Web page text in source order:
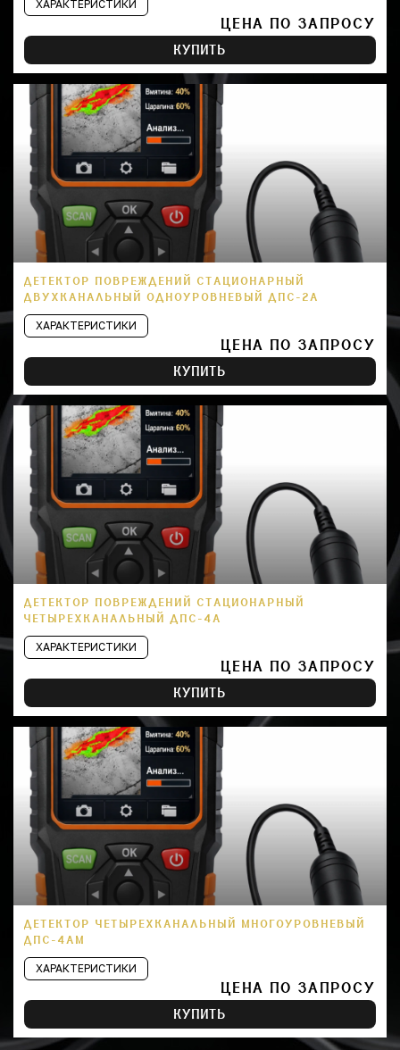
ХАРАКТЕРИСТИКИ
ЦЕНА ПО ЗАПРОСУ
КУПИТЬ
ДЕТЕКТОР ПОВРЕЖДЕНИЙ СТАЦИОНАРНЫЙ
ДВУХКАНАЛЬНЫЙ ОДНОУРОВНЕВЫЙ ДПС-2А
ХАРАКТЕРИСТИКИ
ЦЕНА ПО ЗАПРОСУ
КУПИТЬ
ДЕТЕКТОР ПОВРЕЖДЕНИЙ СТАЦИОНАРНЫЙ
ЧЕТЫРЕХКАНАЛЬНЫЙ ДПС-4А
ХАРАКТЕРИСТИКИ
ЦЕНА ПО ЗАПРОСУ
КУПИТЬ
ДЕТЕКТОР ЧЕТЫРЕХКАНАЛЬНЫЙ МНОГОУРОВНЕВЫЙ
ДПС-4АМ
ХАРАКТЕРИСТИКИ
ЦЕНА ПО ЗАПРОСУ
КУПИТЬ